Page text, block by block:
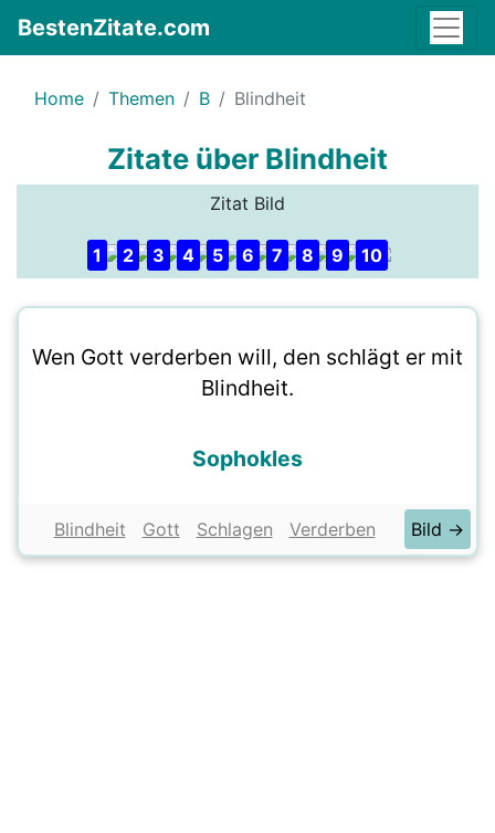
BestenZitate.com
Home Themen B Blindheit
Zitate über Blindheit
Zitat Bild
1 2 3 4 5 6 7 8 9 10
Wen Gott verderben will, den schlägt er mit
Blindheit.
Sophokles
Blindheit Gott Schlagen Verderben Bild →